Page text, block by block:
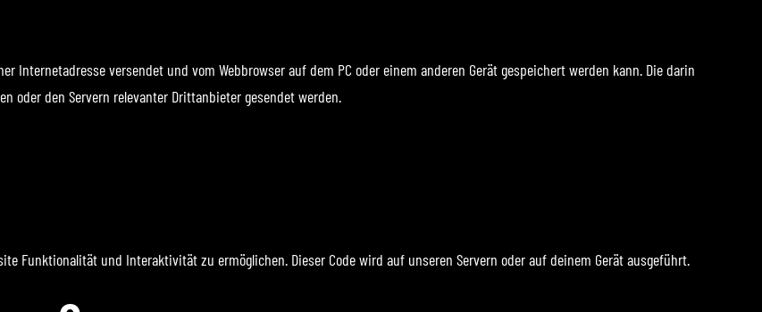
Internetadresse versendet und vom Webbrowser auf dem PC oder einem anderen Gerät gespeichert werden kann. Die darin
oder den Servern relevanter Drittanbieter gesendet werden.
Funktionalität und Interaktivität zu ermöglichen. Dieser Code wird auf unseren Servern oder auf deinem Gerät ausgeführt.